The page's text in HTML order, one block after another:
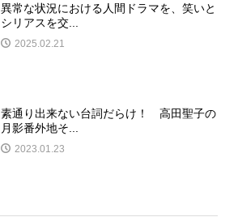
異常な状況における人間ドラマを、笑いと
シリアスを交...
2025.02.21
素通り出来ない台詞だらけ！ 高田聖子の
月影番外地そ...
2023.01.23